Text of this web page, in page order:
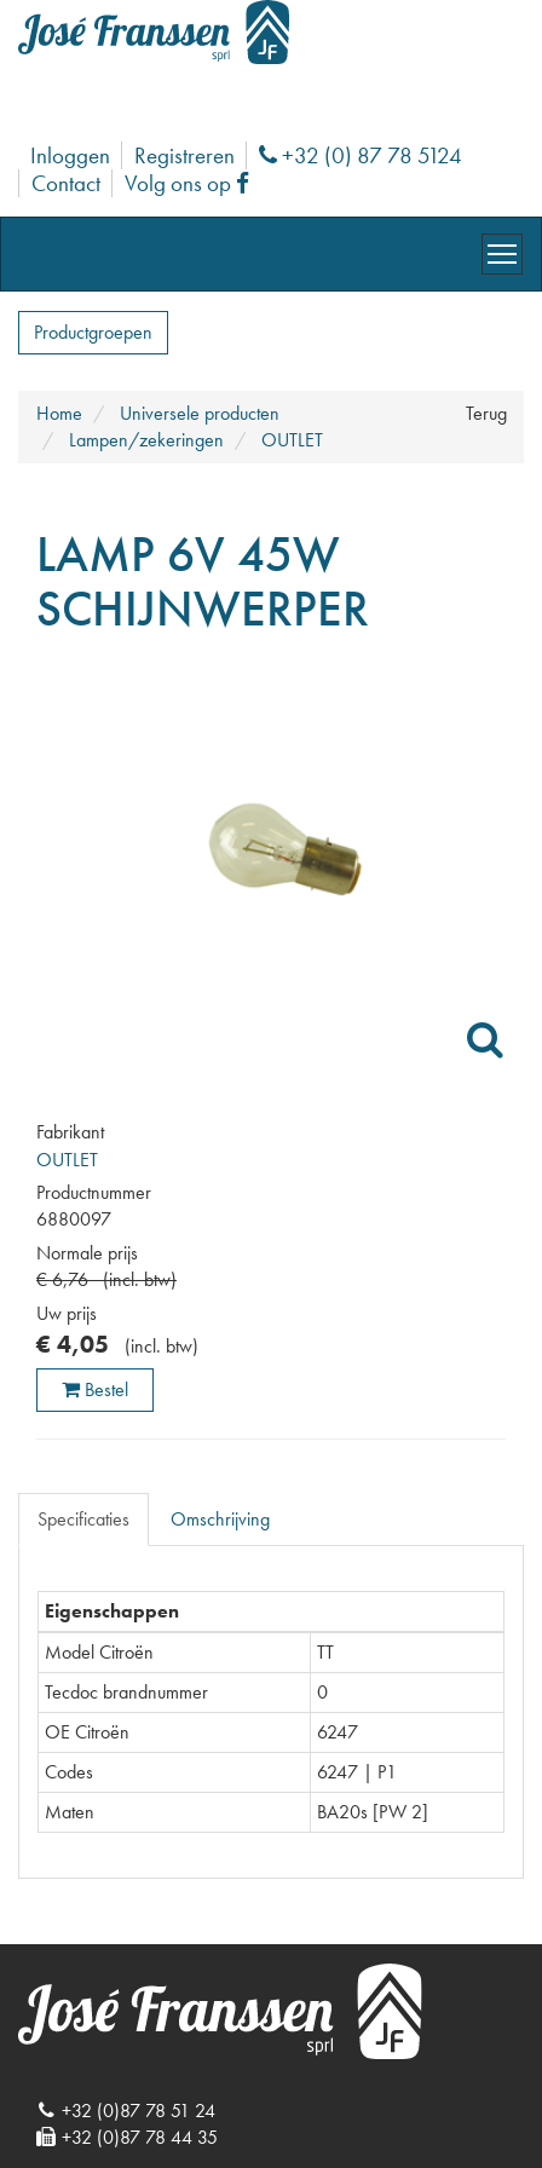
Inloggen Registreren Phone
+32 (0) 87 78 5124
Contact
Volg ons op Facebook
Productgroepen
Terug
Home
Universele producten
Lampen/zekeringen
OUTLET
LAMP 6V 45W
SCHIJNWERPER
Fabrikant
OUTLET
Productnummer
6880097
Normale prijs
€6,76 (incl. btw)
Uw prijs
€ 4,05 (incl. btw)
Bestel
Specificaties Omschrijving
Eigenschappen
Model Citroën
TT
Tecdoc brandnummer
0
OE Citroën
6247
Codes
6247 | P1
Maten
BA20s [PW 2]
+32 (0)87 78 51 24
+32 (0)87 78 44 35